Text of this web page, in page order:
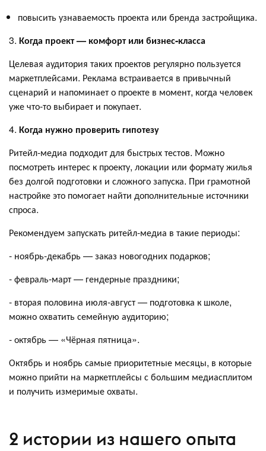
повысить узнаваемость проекта или бренда застройщика.
3. Когда проект — комфорт или бизнес-класса
Целевая аудитория таких проектов регулярно пользуется
маркетплейсами. Реклама встраивается в привычный
сценарий и напоминает о проекте в момент, когда человек
уже что-то выбирает и покупает.
4. Когда нужно проверить гипотезу
Ритейл-медиа подходит для быстрых тестов. Можно
посмотреть интерес к проекту, локации или формату жилья
без долгой подготовки и сложного запуска. При грамотной
настройке это помогает найти дополнительные источники
спроса.
Рекомендуем запускать ритейл-медиа в такие периоды:
- ноябрь-декабрь — заказ новогодних подарков;
- февраль-март — гендерные праздники;
- вторая половина июля-август — подготовка к школе,
можно охватить семейную аудиторию;
- октябрь — «Чёрная пятница».
Октябрь и ноябрь самые приоритетные месяцы, в которые
можно прийти на маркетплейсы с большим медиасплитом
и получить измеримые охваты.
2 истории из нашего опыта